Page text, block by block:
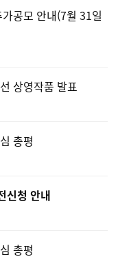
공모 안내(7월 31일
상영작품 발표
총평
신청 안내
총평